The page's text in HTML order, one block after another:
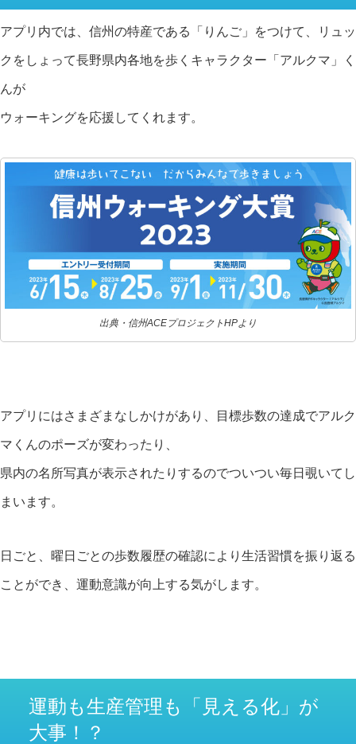
アプリ内では、信州の特産である「りんご」をつけて、リュッ
クをしょって長野県内各地を歩くキャラクター「アルクマ」く
んが
ウォーキングを応援してくれます。
出典・信州ACEプロジェクトHPより
アプリにはさまざまなしかけがあり、目標歩数の達成でアルク
マくんのポーズが変わったり、
県内の名所写真が表示されたりするのでついつい毎日覗いてし
まいます。
日ごと、曜日ごとの歩数履歴の確認により生活習慣を振り返る
ことができ、運動意識が向上する気がします。
運動も生産管理も「見える化」が
大事！？